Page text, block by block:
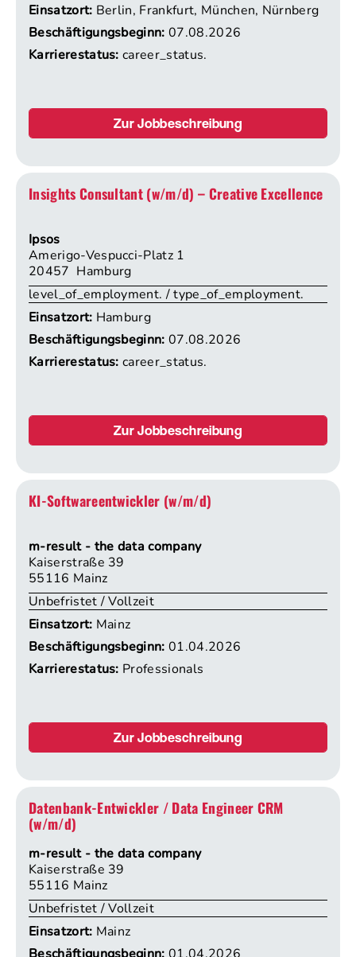
Einsatzort: Berlin, Frankfurt, München, Nürnberg
Beschäftigungsbeginn:07.08.2026
Karrierestatus:career_status.
Zur Jobbeschreibung
Insights Consultant (w/m/d) – Creative Excellence
Ipsos
Amerigo-Vespucci-Platz 1
20457 Hamburg
level_of_employment. / type_of_employment.
Einsatzort: Hamburg
Beschäftigungsbeginn:07.08.2026
Karrierestatus:career_status.
Zur Jobbeschreibung
KI-Softwareentwickler (w/m/d)
m-result - the data company
Kaiserstraße 39
55116 Mainz
Unbefristet / Vollzeit
Einsatzort: Mainz
Beschäftigungsbeginn:01.04.2026
Karrierestatus: Professionals
Zur Jobbeschreibung
Datenbank-Entwickler / Data Engineer CRM
(w/m/d)
m-result - the data company
Kaiserstraße 39
55116 Mainz
Unbefristet / Vollzeit
Einsatzort: Mainz